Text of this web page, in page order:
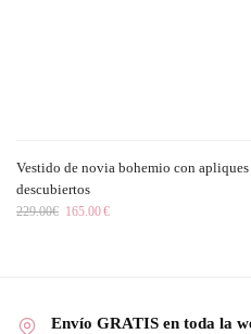
Vestido de novia bohemio con
descubiertos
229.00€ 165.00€
Envío GRATIS en toda la